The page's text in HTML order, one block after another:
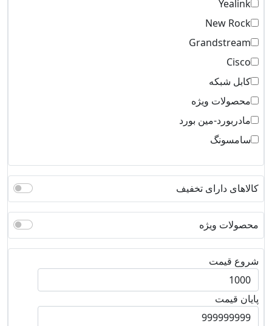
Yealink
New Rock
Grandstream
Cisco
کابل شبکه
محصولات ویژه
مادربورد-مین بورد
سامسونگ
کالاهای دارای تخفیف
محصولات ویژه
شروع قیمت
پایان قیمت